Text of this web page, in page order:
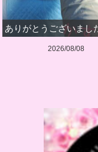
ありがとうございま
2026/08/08